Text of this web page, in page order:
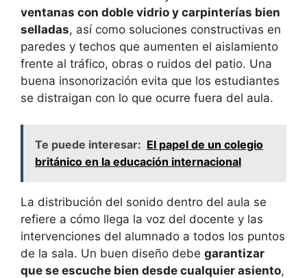
ventanas con doble vidrio y carpinterías bien
selladas, así como soluciones constructivas en
paredes y techos que aumenten el aislamiento
frente al tráfico, obras o ruidos del patio. Una
buena insonorización evita que los estudiantes
se distraigan con lo que ocurre fuera del aula.
Te puede interesar: El papel de un colegio
británico en la educación internacional
La distribución del sonido dentro del aula se
refiere a cómo llega la voz del docente y las
intervenciones del alumnado a todos los puntos
de la sala. Un buen diseño debe garantizar
que se escuche bien desde cualquier asiento,